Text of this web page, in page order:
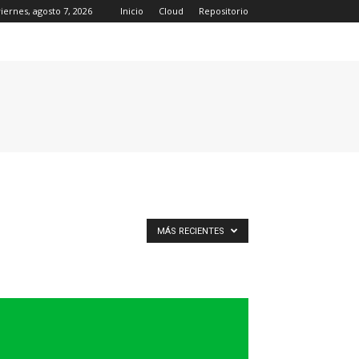
agosto 7, 2026 Inicio Cloud Repositorio
MÁS RECIENTES